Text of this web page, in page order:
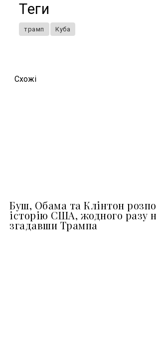
Теги
трамп Куба
Схожi
Буш, Обама та Клінтон
історію США, жодного разу
згадавши Трампа